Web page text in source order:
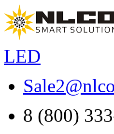
LED
Sale2@
8 (800)